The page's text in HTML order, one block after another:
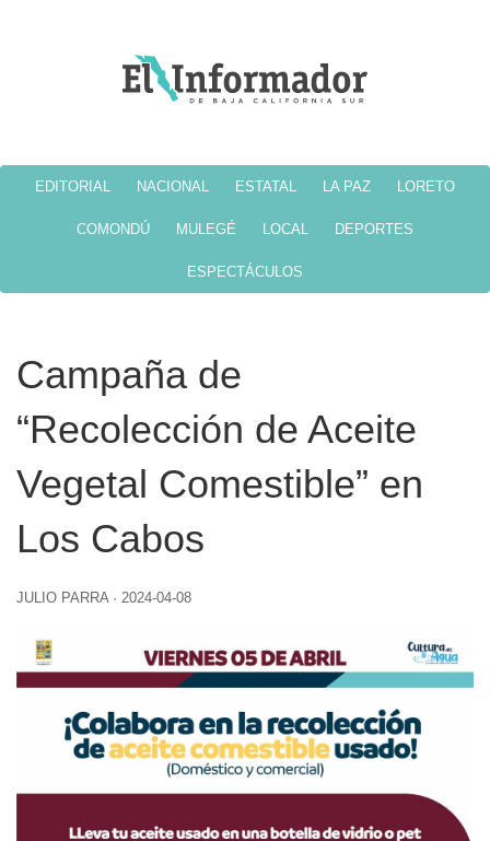
EDITORIAL NACIONAL ESTATAL LA PAZ LORETO
COMONDÚ MULEGÉ LOCAL DEPORTES
ESPECTÁCULOS
Campaña de
“Recolección de Aceite
Vegetal Comestible” en
Los Cabos
JULIO PARRA · 2024-04-08